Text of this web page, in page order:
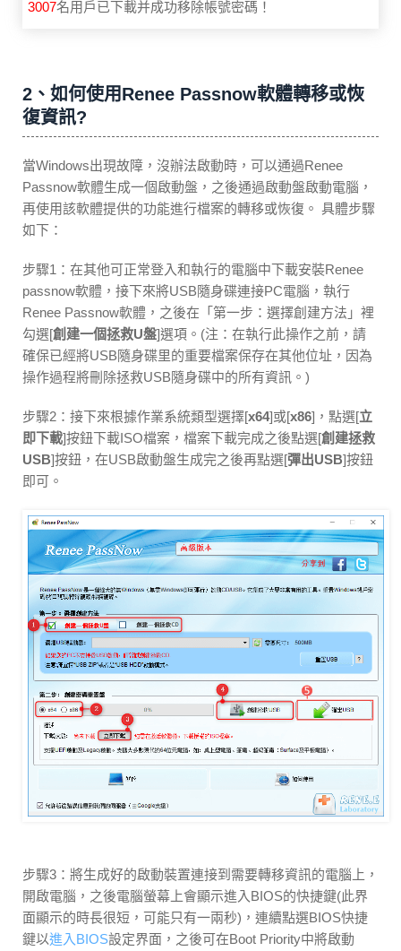
3007名用戶已下載并成功移除帳號密碼！
2、如何使用Renee Passnow軟體轉移或恢
復資訊?
當Windows出現故障，沒辦法啟動時，可以通過Renee
Passnow軟體生成一個啟動盤，之後通過啟動盤啟動電腦，
再使用該軟體提供的功能進行檔案的轉移或恢復。 具體步驟
如下：
步驟1：在其他可正常登入和執行的電腦中下載安裝Renee
passnow軟體，接下來將USB隨身碟連接PC電腦，執行
Renee Passnow軟體，之後在「第一步：選擇創建方法」裡
勾選[創建一個拯救U盤]選項。(注：在執行此操作之前，請
確保已經將USB隨身碟里的重要檔案保存在其他位址，因為
操作過程將刪除拯救USB隨身碟中的所有資訊。)
步驟2：接下來根據作業系統類型選擇[x64]或[x86]，點選[立
即下載]按鈕下載ISO檔案，檔案下載完成之後點選[創建拯救
USB]按鈕，在USB啟動盤生成完之後再點選[彈出USB]按鈕
即可。
步驟3：將生成好的啟動裝置連接到需要轉移資訊的電腦上，
開啟電腦，之後電腦螢幕上會顯示進入BIOS的快捷鍵(此界
面顯示的時長很短，可能只有一兩秒)，連續點選BIOS快捷
鍵以進入BIOS設定界面，之後可在Boot Priority中將啟動